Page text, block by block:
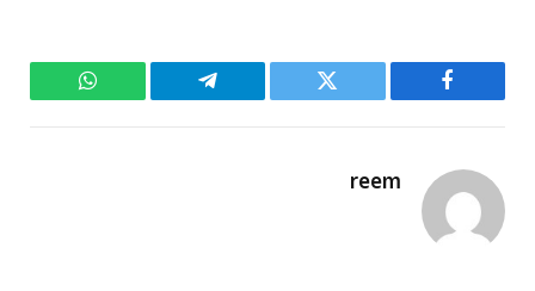
فيسبوك تويتر تيلقرام واتساب
reem